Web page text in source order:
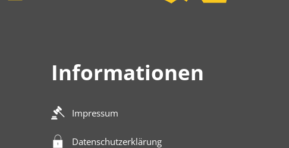
Informationen
Impressum
Datenschutzerklärung